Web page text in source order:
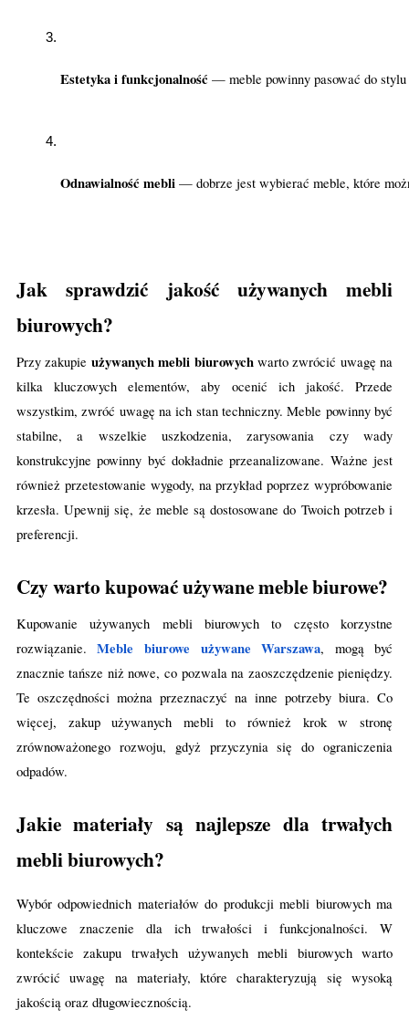
Estetyka i funkcjonalność — meble powinny pasować do
Odnawialność mebli — dobrze jest wybierać meble, które
Jak sprawdzić jakość używanych mebli
biurowych?
Przy zakupie używanych mebli biurowychwarto zwrócić uwagę na
kilka kluczowych elementów, aby ocenić ich jakość. Przede
wszystkim, zwróć uwagę na ich stan techniczny. Meble powinny być
stabilne, a wszelkie uszkodzenia, zarysowania czy wady
konstrukcyjne powinny być dokładnie przeanalizowane. Ważne jest
również przetestowanie wygody, na przykład poprzez wypróbowanie
krzesła. Upewnij się, że meble są dostosowane do Twoich potrzeb i
preferencji.
Czy warto kupować używane meble biurowe?
Kupowanie używanych mebli biurowych to często korzystne
rozwiązanie.Meble biurowe używane Warszawa, mogą być
znacznie tańsze niż nowe, co pozwala na zaoszczędzenie pieniędzy.
Te oszczędności można przeznaczyć na inne potrzeby biura. Co
więcej, zakup używanych mebli to również krok w stronę
zrównoważonego rozwoju, gdyż przyczynia się do ograniczenia
odpadów.
Jakie materiały są najlepsze dla trwałych
mebli biurowych?
Wybór odpowiednich materiałów do produkcji mebli biurowych ma
kluczowe znaczenie dla ich trwałości i funkcjonalności. W
kontekście zakupu trwałych używanych mebli biurowych warto
zwrócić uwagę na materiały, które charakteryzują się wysoką
jakością oraz długowiecznością.